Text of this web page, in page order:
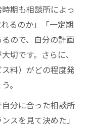
期も相談所によっ
るのか」「一定期
ので、自分の計画
切です。さらに、
料）がどの程度発
。
分に合った相談所
スを見て決めた」